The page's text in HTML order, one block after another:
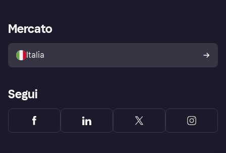
Esplora i negozi
Politica di protezione
dell'acquirente Klarna
Accesso aziende
Mercato
Italia
Segui